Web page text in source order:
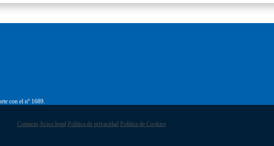
con el nº 1689.
Contacto Aviso legal Política de privacidad Política de Cookies